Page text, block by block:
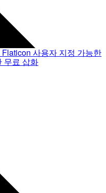
Flaticon 사용자 지정 가능한
무료 삽화